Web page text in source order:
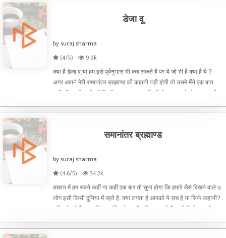
डेजा वू
by suraj sharma
(4/5)
9.9k
क्या है डेजा वू या हम इसे पुर्वनुभास भी कह सकते है पर ये जो भी है क्या है ये ?
अगर आपने मेरी समानांतर ब्रह्माण्ड की कहानी पड़ी होगी तो उसमे मैंने एक बात
कही थी, कभी कभी हमें किसी जगह जाकर या किसी से बात कर के ऐसा लगता है
समानांतर ब्रह्माण्ड
by suraj sharma
(4.6/5)
34.2k
बचपन में हम सबने कहीं ना कहीं एक बार तो सुना होगा कि हमारे जैसे दिखने वाले ७
लोग इसी किसी दुनिया में रहते है..क्या लगता है आपको ये सच है या सिर्फ कहानी?
चलिए देखते है।।। स्टिंग हाकिंग फेमस वैज्ञानिक, कहते है पृथ्वी सिर्फ एक छोटा